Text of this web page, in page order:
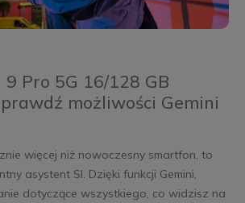
9 Pro 5G 16/128 GB
możliwości Gemini
więcej niż nowoczesny smartfon, to
asystent SI. Dzięki funkcji Gemini,
dotyczące wszystkiego, co widzisz na